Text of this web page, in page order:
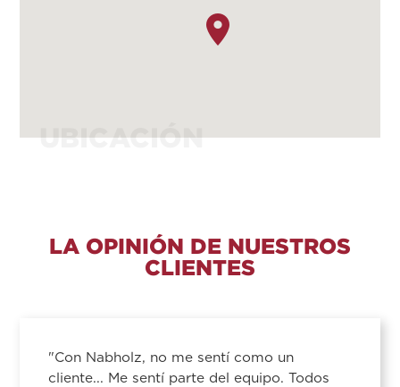
UBICACIÓN
LA OPINIÓN DE NUESTROS
CLIENTES
"Con Nabholz, no me sentí como un
cliente... Me sentí parte del equipo. Todos